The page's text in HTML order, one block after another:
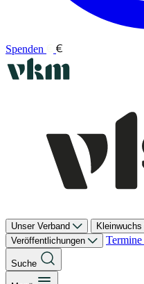
Spenden
Unser Verband Kleinwuchs
Veröffentlichungen
Termine
Suche